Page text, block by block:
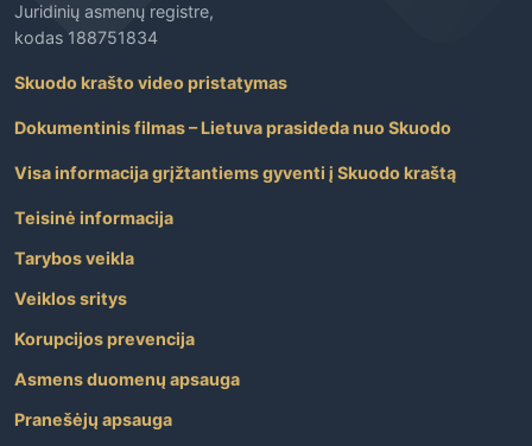
Juridinių asmenų registre,
kodas 188751834
Skuodo krašto video pristatymas
Dokumentinis filmas – Lietuva prasideda nuo Skuodo
Visa informacija grįžtantiems gyventi į Skuodo kraštą
Teisinė informacija
Tarybos veikla
Veiklos sritys
Korupcijos prevencija
Asmens duomenų apsauga
Pranešėjų apsauga